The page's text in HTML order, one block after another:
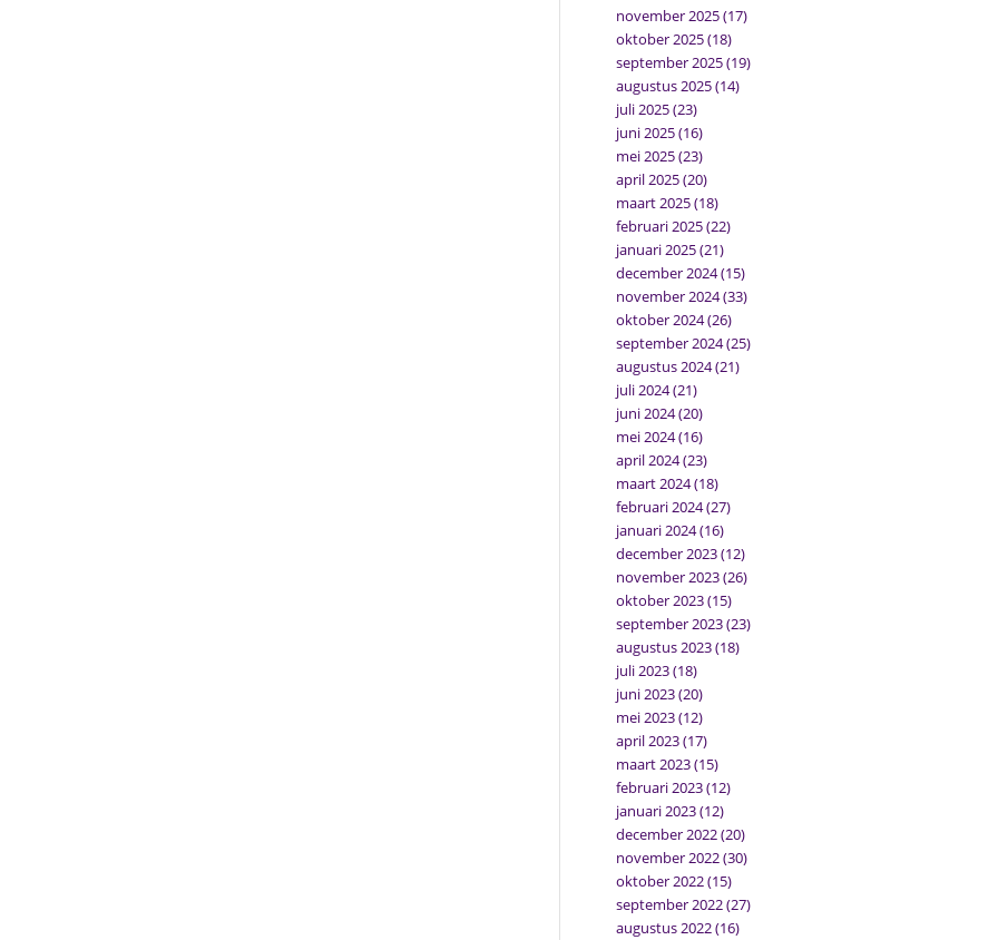
november 2025(17)
oktober 2025(18)
september 2025(19)
augustus 2025(14)
juli 2025(23)
juni 2025(16)
mei 2025(23)
april 2025(20)
maart 2025(18)
februari 2025(22)
januari 2025(21)
december 2024(15)
november 2024(33)
oktober 2024(26)
september 2024(25)
augustus 2024(21)
juli 2024(21)
juni 2024(20)
mei 2024(16)
april 2024(23)
maart 2024(18)
februari 2024(27)
januari 2024(16)
december 2023(12)
november 2023(26)
oktober 2023(15)
september 2023(23)
augustus 2023(18)
juli 2023(18)
juni 2023(20)
mei 2023(12)
april 2023(17)
maart 2023(15)
februari 2023(12)
januari 2023(12)
december 2022(20)
november 2022(30)
oktober 2022(15)
september 2022(27)
augustus 2022(16)